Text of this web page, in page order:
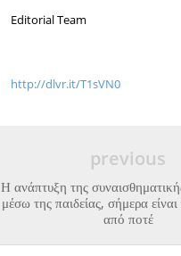
Editorial Team
http://dlvr.it/T1sVN0
previous
Η ανάπτυξη της
μέσω της παιδείας, σήμερα
από ποτέ